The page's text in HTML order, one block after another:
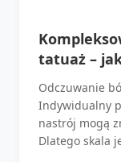
tatuaż –
Odczuwanie
Indywidualny
nastrój mogą
Dlatego skala